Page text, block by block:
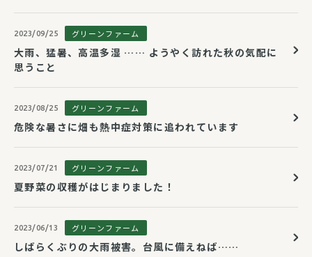
2023/09/25 グリーンファーム
大雨、猛暑、高温多湿 …… ようやく訪れた秋の気配に
思うこと
2023/08/25 グリーンファーム
危険な暑さに畑も熱中症対策に追われています
2023/07/21 グリーンファーム
夏野菜の収穫がはじまりました！
2023/06/13 グリーンファーム
しばらくぶりの大雨被害。台風に備えねば……